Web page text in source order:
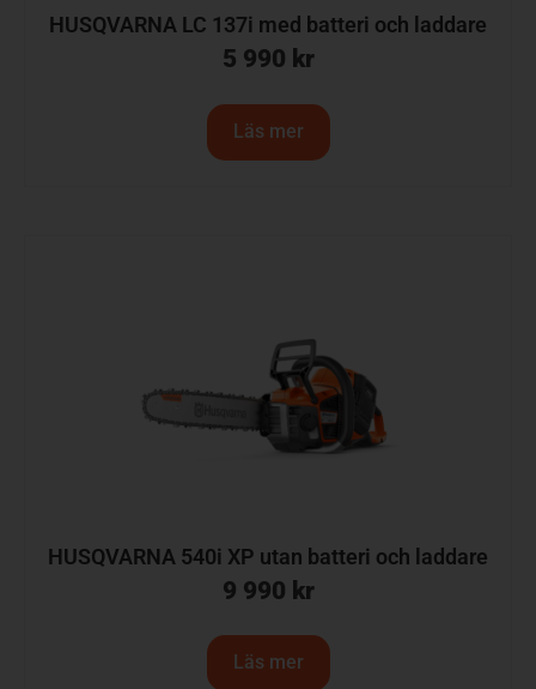
HUSQVARNA LC 137i med batteri och laddare
5 990 kr
Läs mer
HUSQVARNA 540i XP utan batteri och laddare
9 990 kr
Läs mer